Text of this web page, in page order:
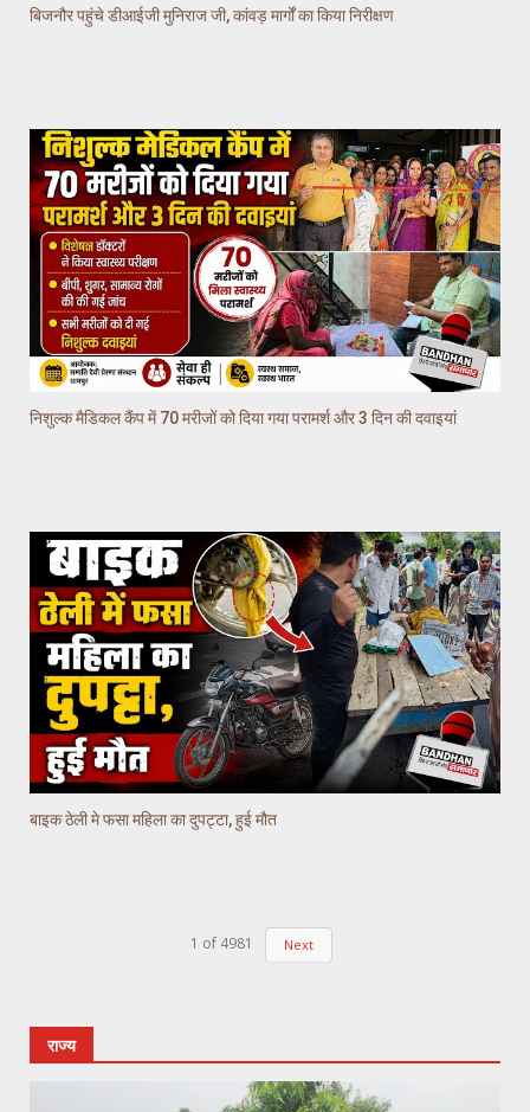
बिजनौर पहुंचे डीआईजी मुनिराज जी, कांवड़ मार्गों का किया निरीक्षण
निशुल्क मैडिकल कैंप में 70 मरीजों को दिया गया परामर्श और 3 दिन की दवाइयां
बाइक ठेली मे फसा महिला का दुपट्टा, हुई मौत
1 of 4981 Next
राज्य